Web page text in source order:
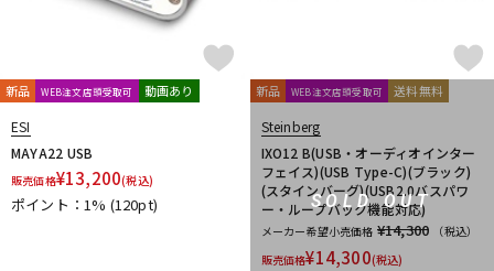
新品 WEB注文店頭受取可 動画あり
ESI
MAYA22 USB
販売価格¥13,200(税込)
ポイント：1% (120pt) SOLD OUT
新品 WEB注文店頭受取可 送料無料
Steinberg
IXO12 B(USB・オーディオインター
フェイス)(USB Type-C)(ブラック)
(スタインバーグ)(USB2.0バスパワ
ー・ループバック機能対応)
メーカー希望小売価格 ¥14,300
（税込）
販売価格¥14,300(税込)